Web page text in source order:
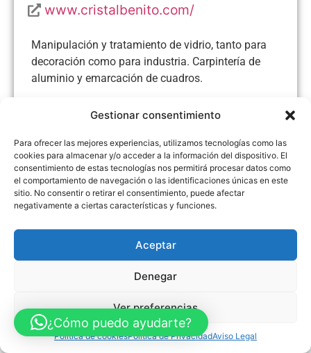
Gestionar consentimiento
Para ofrecer las mejores experiencias, utilizamos tecnologías como las
cookies para almacenar y/o acceder a la información del dispositivo. El
consentimiento de estas tecnologías nos permitirá procesar datos como
el comportamiento de navegación o las identificaciones únicas en este
sitio. No consentir o retirar el consentimiento, puede afectar
negativamente a ciertas características y funciones.
Aceptar
Denegar
Ver preferencias
Política de cookiesPolítica de PrivacidadAviso Legal
www.cristalbenito.com/
Manipulación y tratamiento de vidrio, tanto para
decoración como para industria. Carpintería de
aluminio y emarcación de cuadros.
Aviso Legal Política de Privacidad Política de Cookies
Accesibilidad
Mapa web
FINANCIADO POR LA UNIÓN EUROPEA CON EL PROGRAMA KIT
DIGITAL POR LOS FONDOS NEXT GENERATION (EU) DEL
MECANISMO DE RECUPERACIÓN Y RESILENCIA
© Guia Telefónica de Empresas – Todos los derechos reservados.
¿Cómo puedo ayudarte?